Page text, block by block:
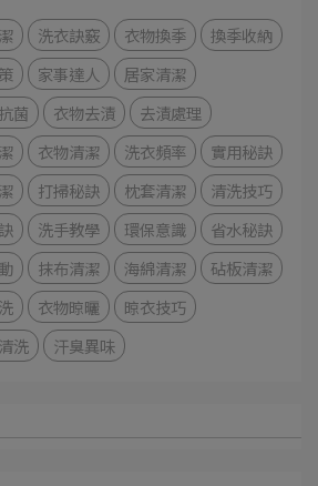
洗衣訣竅 衣物換季
換季收納
家事達人
居家清潔
菌 衣物去漬
去漬處理
衣物清潔 洗衣頻率
實用秘訣
打掃秘訣 枕套清潔
清洗技巧
洗手教學 環保意識
省水秘訣
抹布清潔 海綿清潔
砧板清潔
衣物晾曬
晾衣技巧
洗 汗臭異味